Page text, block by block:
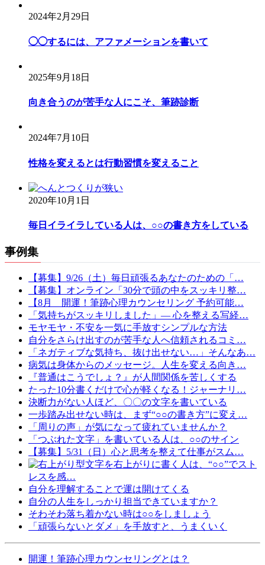
2024年2月29日
◯◯するには、アファメーションを書いて
2025年9月18日
向き合うのが苦手な人にこそ、筆跡診断
2024年7月10日
性格を変えるとは行動習慣を変えること
2020年10月1日
毎日イライラしている人は、○○の書き方をしている
事例集
【募集】9/26（土）毎日頑張るあなたのための「…
【募集】オンライン「30分で頭の中をスッキリ整…
【8月 開運！筆跡心理カウンセリング 予約可能…
「気持ちがスッキリしました」— 心を整える写経…
モヤモヤ・不安を一気に手放すシンプルな方法
自分をさらけ出すのが苦手な人へ信頼されるコミ…
「ネガティブな気持ち、抜け出せない…」そんなあ…
病気は身体からのメッセージ。人生を変える向き…
『普通はこうでしょ？』が人間関係を苦しくする
たった10分書くだけで心が軽くなる！ジャーナリ…
決断力がない人ほど、〇〇の文字を書いている
一歩踏み出せない時は、まず“○○の書き方”に変え…
「周りの声」が気になって疲れていませんか？
「つぶれた文字」を書いている人は、○○のサイン
【募集】5/31（日）心と思考を整えて仕事がスム…
文字を右上がりに書く人は、“○○”でスト
レスを感…
自分を理解することで運は開けてくる
自分の人生をしっかり担当できていますか？
そわそわ落ち着かない時は○○をしましょう
「頑張らないとダメ」を手放すと、うまくいく
開運！筆跡心理カウンセリングとは？